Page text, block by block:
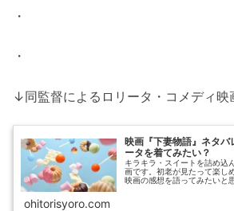
・
・
↓同監督によるロリータ・コメディ映
映画『下妻物語』ネタ
ータを着てみたい？
キラキラ・スイートを詰め込
画です。初老が見たって楽し
映画の感想を語ってみたいと
ohitorisyoro.com